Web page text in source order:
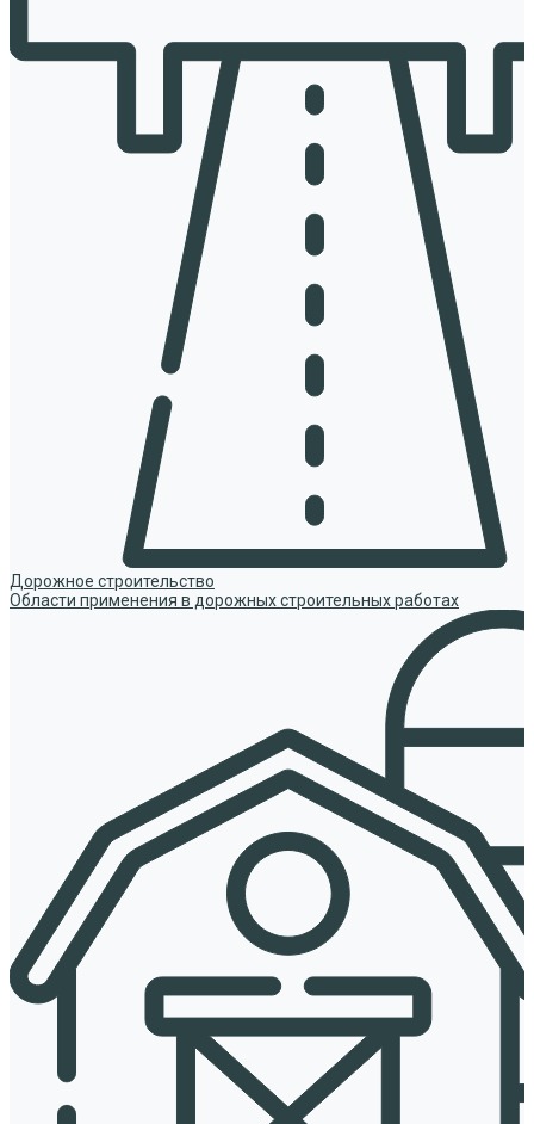
Дорожное строительство
Области применения в дорожных строительных работах